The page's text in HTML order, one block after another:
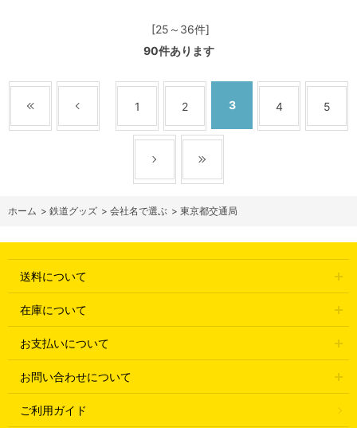
[25～36件]
90件あります
1 2 3 4 5
ホーム > 鉄道グッズ > 会社名で選ぶ > 東京都交通局
送料について
在庫について
お支払いについて
お問い合わせについて
ご利用ガイド